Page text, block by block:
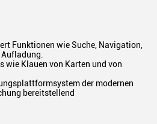
Funktionen wie Suche, Navigation,
Aufladung.
wie Klauen von Karten und von
der modernen
bereitstellend